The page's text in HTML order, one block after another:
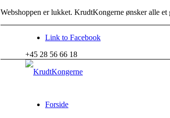
Webshoppen er lukket. KrudtKongerne ønsker alle et
Link to Facebook
+45 28 56 66 18
Forside